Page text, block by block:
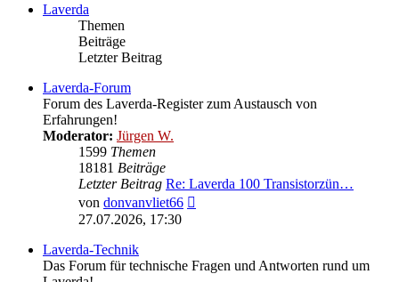
Laverda
Themen
Beiträge
Letzter Beitrag
Laverda-Forum
Forum des Laverda-Register zum Austausch von
Erfahrungen!
Moderator: Jürgen W.
1599 Themen
18181 Beiträge
Letzter Beitrag Re: Laverda 100 Transistorzün…
von donvanvliet66
27.07.2026, 17:30
Laverda-Technik
Das Forum für technische Fragen und Antworten rund um